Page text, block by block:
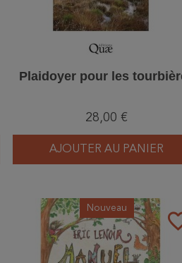
Plaidoyer pour les
28,00 €
AJOUTER AU PANIER
Nouveau